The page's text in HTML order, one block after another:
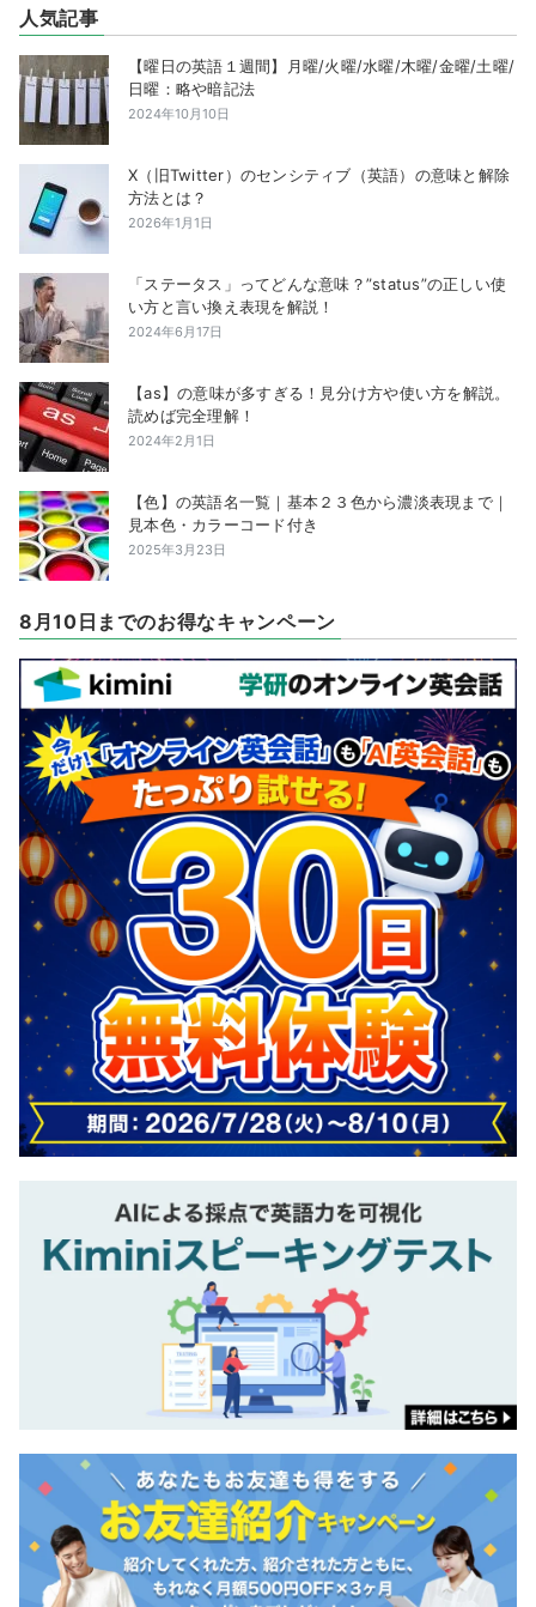
人気記事
【曜日の英語１週間】月曜/火曜/水曜/木曜/金曜/土曜/
日曜：略や暗記法
2024年10月10日
X（旧Twitter）のセンシティブ（英語）の意味と解除
方法とは？
2026年1月1日
「ステータス」ってどんな意味？”status”の正しい使
い方と言い換え表現を解説！
2024年6月17日
【as】の意味が多すぎる！見分け方や使い方を解説。
読めば完全理解！
2024年2月1日
【色】の英語名一覧｜基本２３色から濃淡表現まで｜
見本色・カラーコード付き
2025年3月23日
8月10日までのお得なキャンペーン